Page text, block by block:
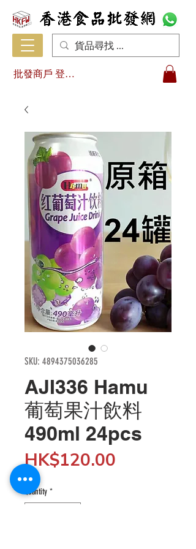
批發商戶 登入/註冊
SKU: 4894375036285
AJI336 Hamu
葡萄果汁飲料
490ml 24pcs
HK$120.00
Quantity *